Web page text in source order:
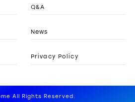
Q&A
News
Privacy Policy
All Rights Reserved.